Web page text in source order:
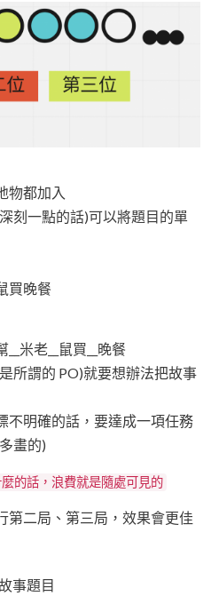
物都加入
刻一點的話)可以將題目的單
買晚餐
__米老__鼠買__晚餐
所謂的 PO)就要想辦法把故事
不明確的話，要達成一項任務
畫的)
的話，浪費就是隨處可見的
第二局、第三局，效果會更佳
事題目